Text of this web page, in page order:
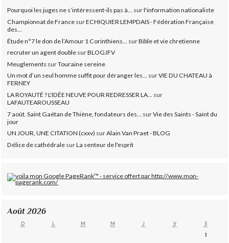
Pourquoi les juges ne s’intéressent-ils pas à... surl'information nationaliste
Championnat de France surECHIQUIER LEMPDAIS - Fédération Française
des...
Étude n°7 le don de l’Amour 1 Corinthiens...
surBible et vie chretienne
recruter un agent double surBLOGJFV
Meuglements surTouraine sereine
Un mot d’un seul homme suffit pour déranger les... surVIE DU CHATEAU à
FERNEY
LA ROYAUTÉ ? L'IDÉE NEUVE POUR REDRESSER LA... sur
LAFAUTEAROUSSEAU
7 août. Saint Gaëtan de Thiène, fondateurs des...
surVie des Saints - Saint du
jour
UN JOUR, UNE CITATION (cxxv) surAlain Van Praet - BLOG
Délice de cathédrale surLa senteur de l'esprit
Août 2026
D L M M J V S
1